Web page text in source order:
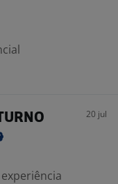
20 jul